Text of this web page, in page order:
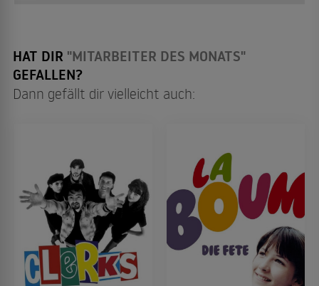
HAT DIR "MITARBEITER DES MONATS"
GEFALLEN?
Dann gefällt dir vielleicht auch: